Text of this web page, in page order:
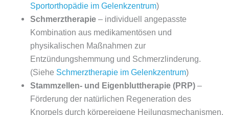
Sportorthopädie im Gelenkzentrum)
Schmerztherapie – individuell angepasste
Kombination aus medikamentösen und
physikalischen Maßnahmen zur
Entzündungshemmung und Schmerzlinderung.
(Siehe Schmerztherapie im Gelenkzentrum)
Stammzellen- und Eigenbluttherapie (PRP) –
Förderung der natürlichen Regeneration des
Knorpels durch körpereigene Heilungsmechanismen.